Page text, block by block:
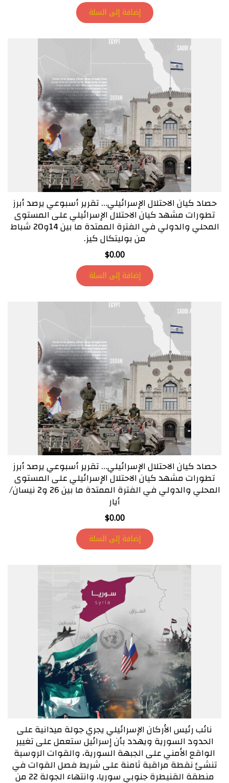
إضافة إلى السلة
حصاد كيان الاحتلال الإسرائيلي… تقرير أسبوعي يرصد أبرز
تطورات مشهد كيان الاحتلال الإسرائيلي على المستوى
المحلي والدولي في الفترة الممتدة ما بين 14و20 شباط
من بوليتكال كيز.
$0.00
إضافة إلى السلة
حصاد كيان الاحتلال الإسرائيلي… تقرير أسبوعي يرصد أبرز
تطورات مشهد كيان الاحتلال الإسرائيلي على المستوى
المحلي والدولي في الفترة الممتدة ما بين 26 و2 نيسان/
أيار
$0.00
إضافة إلى السلة
نائب رئيس الأركان الإسرائيلي يجري جولة ميدانية على
الحدود السورية ويهدد بأن إسرائيل ستعمل على تغيير
الواقع الأمني على الجبهة السورية، والقوات الروسية
تنشئ نقطة مراقبة ثامنة على شريط فصل القوات في
منطقة القنيطرة جنوبي سوريا، وانتهاء الجولة 22 من